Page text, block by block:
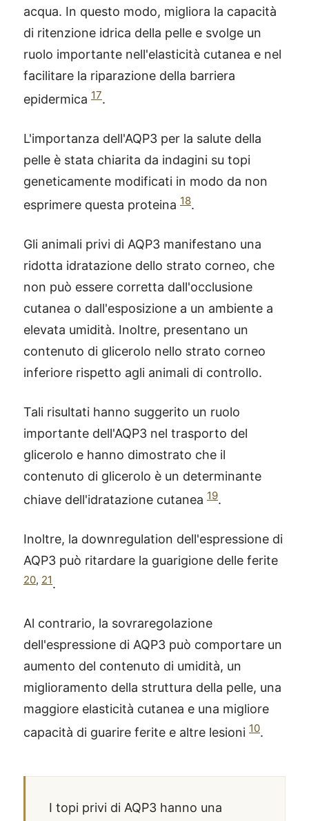
acqua. In questo modo, migliora la capacità
di ritenzione idrica della pelle e svolge un
ruolo importante nell'elasticità cutanea e nel
facilitare la riparazione della barriera
epidermica 17.
L'importanza dell'AQP3 per la salute della
pelle è stata chiarita da indagini su topi
geneticamente modificati in modo da non
esprimere questa proteina 18.
Gli animali privi di AQP3 manifestano una
ridotta idratazione dello strato corneo, che
non può essere corretta dall'occlusione
cutanea o dall'esposizione a un ambiente a
elevata umidità. Inoltre, presentano un
contenuto di glicerolo nello strato corneo
inferiore rispetto agli animali di controllo.
Tali risultati hanno suggerito un ruolo
importante dell'AQP3 nel trasporto del
glicerolo e hanno dimostrato che il
contenuto di glicerolo è un determinante
chiave dell'idratazione cutanea 19.
Inoltre, la downregulation dell'espressione di
AQP3 può ritardare la guarigione delle ferite
20, 21.
Al contrario, la sovraregolazione
dell'espressione di AQP3 può comportare un
aumento del contenuto di umidità, un
miglioramento della struttura della pelle, una
maggiore elasticità cutanea e una migliore
capacità di guarire ferite e altre lesioni 10.
I topi privi di AQP3 hanno una